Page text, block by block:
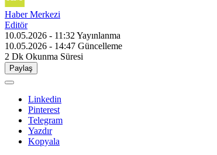
Haber Merkezi
Editör
10.05.2026 - 11:32 Yayınlanma
10.05.2026 - 14:47 Güncelleme
2 Dk Okunma Süresi
Paylaş
Linkedin
Pinterest
Telegram
Yazdır
Kopyala